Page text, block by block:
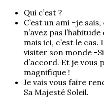
Qui c’est ?
C’est un ami –je
n’avez pas
mais ici, c’est le cas.
visiter son monde -
d’accord. Et je vous
magnifique !
Je vais vous faire
Sa Majesté Soleil.